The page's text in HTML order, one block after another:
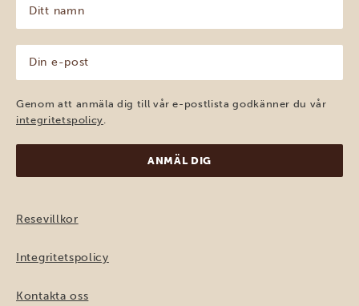
namn
(Obligatoriskt)
post
(Obligatoriskt)
Genom att anmäla dig till vår e-postlista godkänner du vår
integritetspolicy
Resevillkor
Integritetspolicy
Kontakta oss